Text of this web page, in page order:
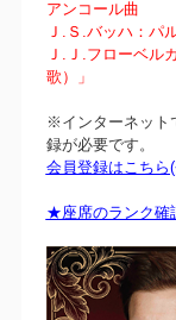
アンコール曲
Ｊ.Ｓ.バッハ：パ
Ｊ.Ｊ.フローベル
歌）」
※インターネット
録が必要です。
会員登録はこちら
★座席のランク確